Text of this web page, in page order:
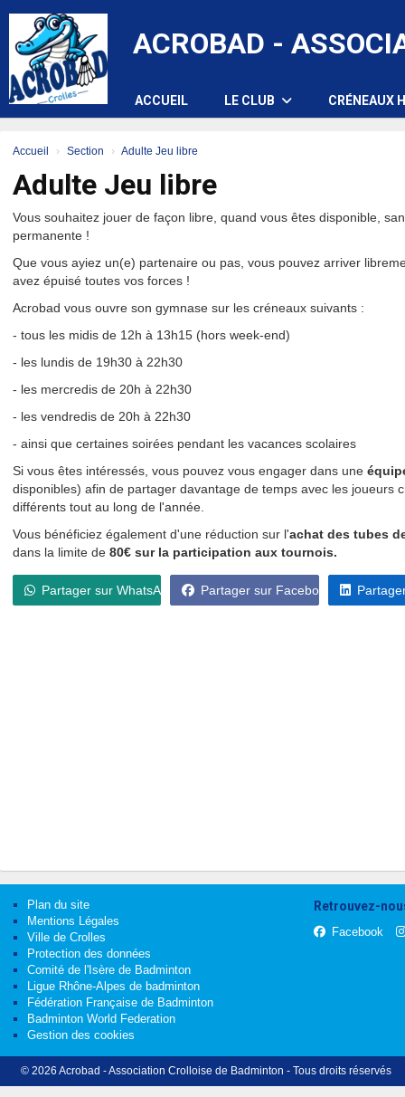
ACROBAD -
ACCUEIL LE CLUB CRÉNEAUX
Accueil Section Adulte Jeu libre
Adulte Jeu libre
Vous souhaitez jouer de façon libre, quand vous êtes disponible,
permanente !
Que vous ayiez un(e) partenaire ou pas, vous pouvez arriver
avez épuisé toutes vos forces !
Acrobad vous ouvre son gymnase sur les créneaux suivants :
- tous les midis de 12h à 13h15 (hors week-end)
- les lundis de 19h30 à 22h30
- les mercredis de 20h à 22h30
- les vendredis de 20h à 22h30
- ainsi que certaines soirées pendant les vacances scolaires
Si vous êtes intéressés, vous pouvez vous engager dans une
disponibles) afin de partager davantage de temps avec les joueurs
différents tout au long de l'année.
Vous bénéficiez également d'une réduction sur l'achat des tubes
dans la limite de 80€ sur la participation aux tournois.
Partager sur WhatsApp Partager sur Facebook
Plan du site
Mentions Légales
Ville de Crolles
Protection des données
Comité de l'Isère de Badminton
Ligue Rhône-Alpes de badminton
Fédération Française de Badminton
Badminton World Federation
Gestion des cookies
Retrouvez-
Facebook
© 2026 Acrobad - Association Crolloise de Badminton - Tous droits réservés